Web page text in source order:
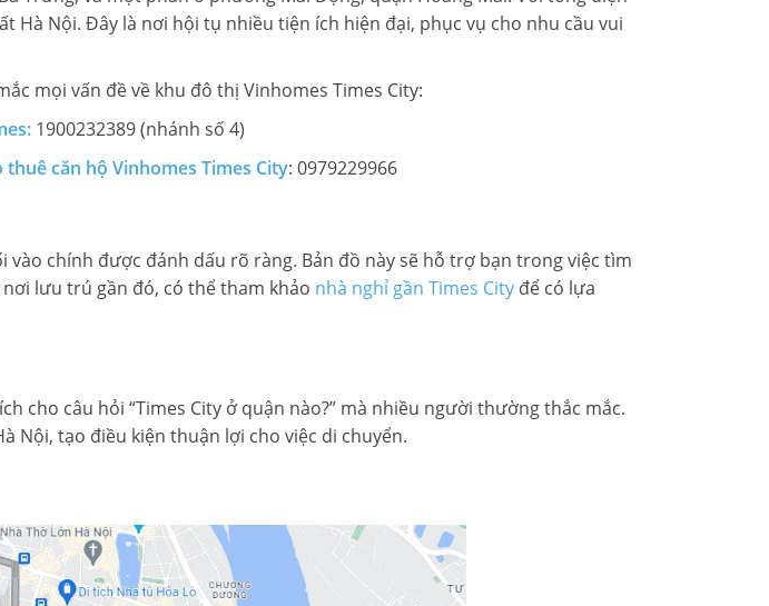
Hà Nội. Đây là nơi hội tụ nhiều tiện ích hiện đại, phục vụ cho nhu cầu vui
mọi vấn đề về khu đô thị Vinhomes Times City:
1900232389 (nhánh số 4)
căn hộ Vinhomes Times City: 0979229966
chính được đánh dấu rõ ràng. Bản đồ này sẽ hỗ trợ bạn trong việc tìm
lưu trú gần đó, có thể tham khảo nhà nghỉ gần Times City để có lựa
cho câu hỏi “Times City ở quận nào?” mà nhiều người thường thắc mắc.
Nội, tạo điều kiện thuận lợi cho việc di chuyển.